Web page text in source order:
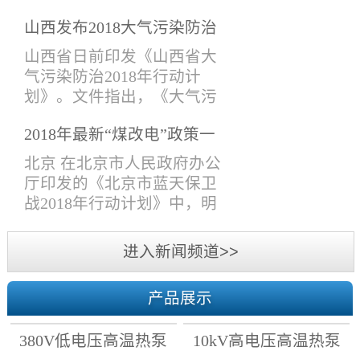
部、项目管理部、采购售后
部、综合管理部等人员参加
了此次会议。会议主要围绕
各个议题进行了热烈的讨
论。各部门人员分别对2018
年上半年工作做了系统的总
结和分...
会同有关部门提出《打赢蓝
天保卫战三年行动计划》
（下称《三年行动计划》）
的建议稿，在6月13日国务院
将于近期印发。6月13日，李
上表示，蓝天保卫战是污染
防治攻坚战的重中之重，各
级政府要严格环境执法，确
保治污各项工作落实到位。
打好蓝天保卫战...
山西发布2018大气污染防治
计划， 10月前完成钢铁、锅
炉等行业提标改造！
山西省日前印发《山西省大
气污染防治2018年行动计
划》。文件指出，《大气污
目标已完成，但空气质量形
势依然严峻，必须以最坚定
的决心、最严格的制度、最
有力的措施，进一步深入推
赢2018年蓝天保卫战。文件
提出：2018年10月底前，完
成清洁取暖改造任务。2018
年10月1日前，所有在用燃煤
锅炉排放大气污染物达到特
别排放限值标准。2018年10
2018年最新“煤改电”政策一
览
北京 在北京市人民政府办公
厅印发的《北京市蓝天保卫
战2018年行动计划》中，明
间。 天津 结合2018年采暖季
天然气供需形势，天津市发
展改革委会同市建委、市农
委、市环保局等部门制定了
我市2018至2019年居民冬季
清洁取暖工作计划：坚持“优
进入新闻频道>>
产品展示
380V低电压高温热泵
10kV高电压高温热泵